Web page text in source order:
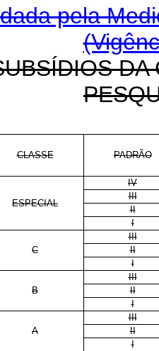
pela
CLASSE PADRÃO
ESPECIAL
IV
III
II
I
C
III
II
I
B
III
II
I
A
III
II
I